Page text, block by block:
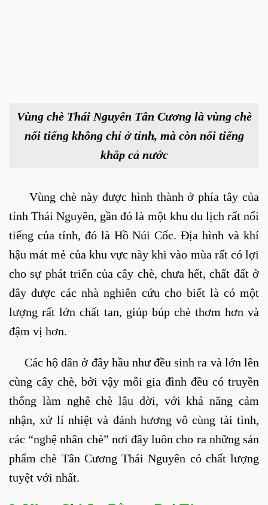
Vùng chè Thái Nguyên Tân Cương là vùng chè
nổi tiếng không chỉ ở tỉnh, mà còn nổi tiếng
khắp cả nước
Vùng chè này được hình thành ở phía tây của
tỉnh Thái Nguyên, gần đó là một khu du lịch rất nổi
tiếng của tỉnh, đó là Hồ Núi Cốc. Địa hình và khí
hậu mát mẻ của khu vực này khi vào mùa rất có lợi
cho sự phát triển của cây chè, chưa hết, chất đất ở
đây được các nhà nghiên cứu cho biết là có một
lượng rất lớn chất tan, giúp búp chè thơm hơn và
đậm vị hơn.
Các hộ dân ở đây hầu như đều sinh ra và lớn lên
cùng cây chè, bởi vậy mỗi gia đình đều có truyền
thống làm nghê chè lâu đời, với khả năng cảm
nhận, xử lí nhiệt và đánh hương vô cùng tài tình,
các “nghệ nhân chè” nơi đây luôn cho ra những sản
phẩm chè Tân Cương Thái Nguyên có chất lượng
tuyệt với nhất.